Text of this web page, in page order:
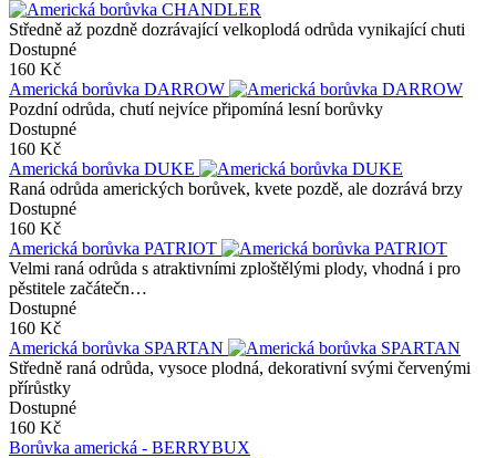
Středně až pozdně dozrávající velkoplodá odrůda vynikající chuti
Dostupné
160 Kč
Americká borůvka DARROW
Pozdní odrůda, chutí nejvíce připomíná lesní borůvky
Dostupné
160 Kč
Americká borůvka DUKE
Raná odrůda amerických borůvek, kvete pozdě, ale dozrává brzy
Dostupné
160 Kč
Americká borůvka PATRIOT
Velmi raná odrůda s atraktivními zploštělými plody, vhodná i pro
pěstitele začátečn…
Dostupné
160 Kč
Americká borůvka SPARTAN
Středně raná odrůda, vysoce plodná, dekorativní svými červenými
přírůstky
Dostupné
160 Kč
Borůvka americká - BERRYBUX